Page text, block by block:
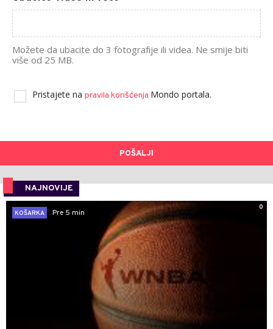
Možete da ubacite do 3 fotografije ili videa. Ne smije biti
više od 25 MB.
Pristajete na pravila korišćenja Mondo portala.
POŠALJI
NAJNOVIJE
0
KOŠARKA
Pre 5 min